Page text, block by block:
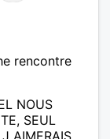
rencontre
NOUS
SEUL
AIMERAIS